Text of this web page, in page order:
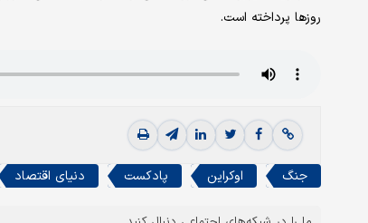
روزها پرداخته است.
جنگ اوکراین پادکست دنیای اقتصاد